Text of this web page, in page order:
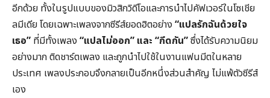
อีกด้วย ทั้งในรูปแบบของมิวสิกวิดีโอและการนำไปคัฟเวอร์ในโซเชีย
ลมีเดีย โดยเฉพาะเพลงจากซีรีส์ยอดฮิตอย่าง “แปลรักฉันด้วยใจ
เธอ” ที่มีทั้งเพลง “แปลไม่ออก” และ “กีดกัน”ซึ่งได้รับความนิยม
อย่างมาก ติดชาร์ตเพลง และถูกนำไปใช้ในงานแฟนมีตในหลาย
ประเทศ เพลงประกอบจึงกลายเป็นอีกหนึ่งส่วนสำคัญ ไม่แพ้ตัวซีรีส์
เอง